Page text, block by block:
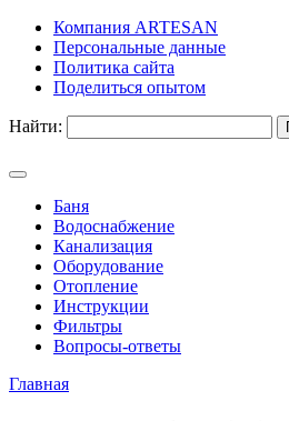
Компания ARTESAN
Персональные данные
Политика сайта
Поделиться опытом
Найти:
Баня
Водоснабжение
Канализация
Оборудование
Отопление
Инструкции
Фильтры
Вопросы-ответы
Главная